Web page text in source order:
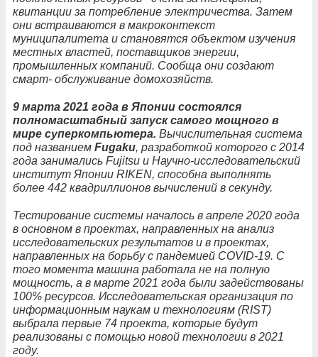
квитанции за потребление электричества. Затем
они встраиваются в макроконтекст
муниципалитета и становятся объектом изучения
местных властей, поставщиков энергии,
промышленных компаний. Сообща они создают
смарт- обслуживание домохозяйств.
9 марта 2021 года в Японии состоялся
полномасштабный запуск самого мощного в
мире суперкомпьютера. Вычислительная система
под названием Fugaku, разработкой которого с 2014
года занимались Fujitsu и Научно-исследовательский
институт Японии RIKEN, способна выполнять
более 442 квадриллионов вычислений в секунду.
Тестирование системы началось в апреле 2020 года
в основном в проектах, направленных на анализ
исследовательских результатов и в проектах,
направленных на борьбу с пандемией COVID-19. С
того момента машина работала не на полную
мощность, а в марте 2021 года были задействованы
100% ресурсов. Исследовательская организация по
информационным наукам и технологиям (RIST)
выбрала первые 74 проекта, которые будут
реализованы с помощью новой технологии в 2021
году.